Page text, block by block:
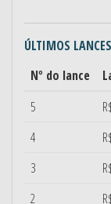
ÚLTIMOS LANCES
Nº do lance
5
4
3
2